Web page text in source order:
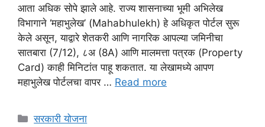
आता अधिक सोपे झाले आहे. राज्य शासनाच्या भूमी अभिलेख
विभागाने ‘महाभुलेख’ (Mahabhulekh) हे अधिकृत पोर्टल सुरू
केले असून, याद्वारे शेतकरी आणि नागरिक आपल्या जमिनीचा
सातबारा (7/12), ८अ (8A) आणि मालमत्ता पत्रक (Property
Card) काही मिनिटांत पाहू शकतात. या लेखामध्ये आपण
महाभुलेख पोर्टलचा वापर … Read more
Categories
सरकारी योजना